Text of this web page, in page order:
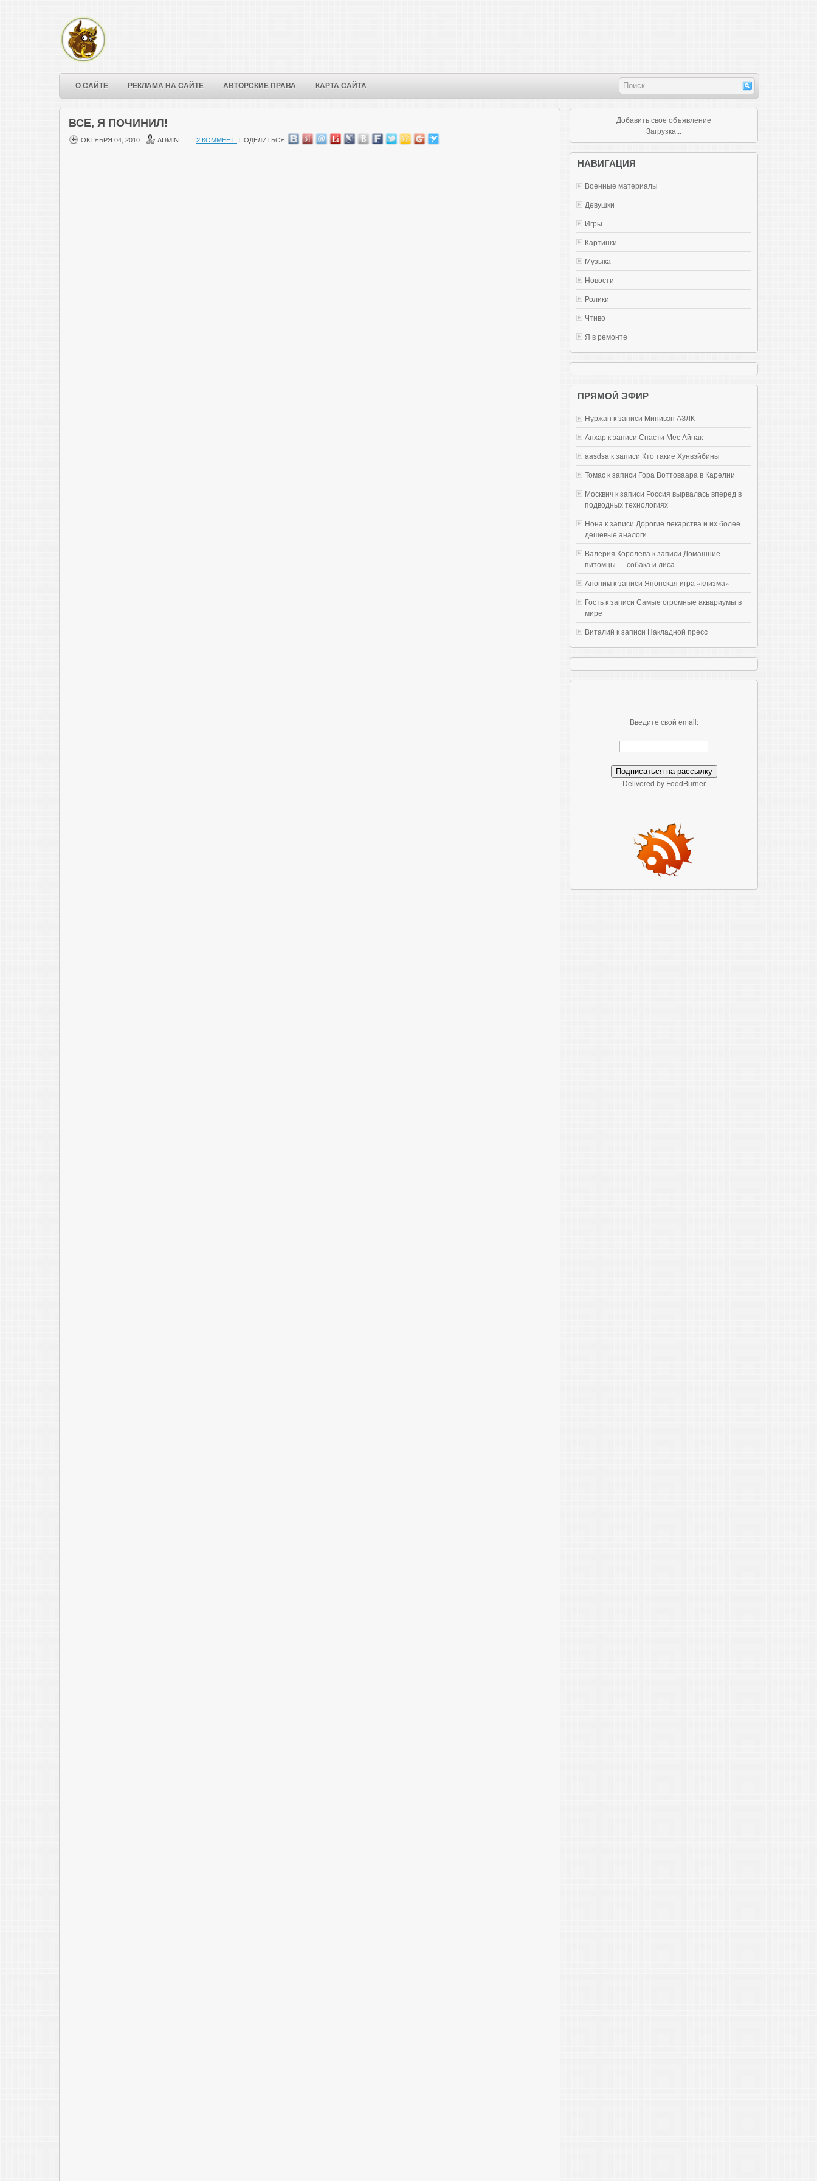
О САЙТЕ РЕКЛАМА НА САЙТЕ АВТОРСКИЕ ПРАВА КАРТА САЙТА
ВСЕ, Я ПОЧИНИЛ!
ОКТЯБРЯ 04, 2010 ADMIN 2 КОММЕНТ. ПОДЕЛИТЬСЯ:
Добавить свое объявление
Загрузка...
НАВИГАЦИЯ
Военные материалы
Девушки
Игры
Картинки
Музыка
Новости
Ролики
Чтиво
Я в ремонте
ПРЯМОЙ ЭФИР
Нуржан к записи Mинивэн АЗЛК
Анхар к записи Спасти Мес Айнак
aasdsa к записи Кто такие Хунвэйбины
Томас к записи Гора Воттоваара в Карелии
Москвич к записи Россия вырвалась вперед в
подводных технологиях
Нона к записи Дорогие лекарства и их более
дешевые аналоги
Валерия Королёва к записи Домашние
питомцы — собака и лиса
Аноним к записи Японская игра «клизма»
Гость к записи Самые огромные аквариумы в
мире
Виталий к записи Накладной пресс
Введите свой email:
Delivered by FeedBurner